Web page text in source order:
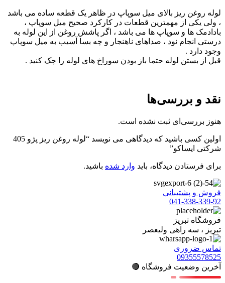
لوله روغن ریز بالای میل سوپاپ در ظاهر یک قطعه ساده می باشد
، ولی یکی از مهمترین قطعات در کارکرد صحیح میل سوپاپ ،
بادادمک ها و سوپاپ ها می باشد ، اگر پاشش روغن از این لوله به
درستی انجام نود ، صداهای ناهنجار و چه بسا آسیب به میل سوپاپ
وجود دارد .
قبل از بستن لوله حتما باز بودن سوراخ های لوله را چک کنید .
نقد و بررسی‌ها
هنوز بررسی‌ای ثبت نشده است.
اولین کسی باشید که دیدگاهی می نویسد “لوله روغن ریز پژو 405
شرکتی ایساکو”
برای فرستادن دیدگاه، باید وارد شده باشید.
فروش و پشتیبانی
041-338-339-92
فروشگاه تبریز
تبریز ، سه راهی ولیعصر
تماس ضروری
09355578525
آخرین وضعیت فروشگاه 🔴